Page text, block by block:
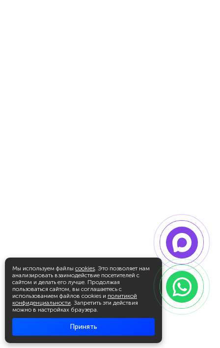
Мы используем файлы cookies. Это позволяет нам
анализировать взаимодействие посетителей с
сайтом и делать его лучше. Продолжая
пользоваться сайтом, вы соглашаетесь с
использованием файлов cookies и политикой
конфиденциальности. Запретить эти действия
можно в настройках браузера.
Принять